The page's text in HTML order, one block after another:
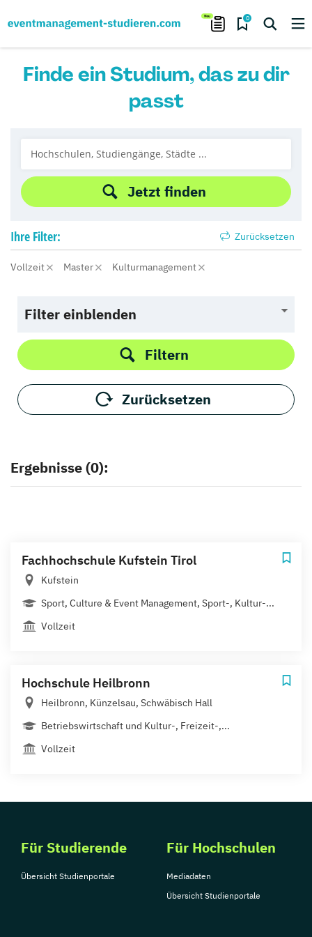
0
Finde ein Studium, das zu dir
passt
Jetzt finden
Ihre Filter: Zurücksetzen
Vollzeit Master Kulturmanagement
Filter einblenden
Filtern
Zurücksetzen
Ergebnisse (0):
Fachhochschule Kufstein Tirol
Kufstein
Sport, Culture & Event Management, Sport-, Kultur-...
Vollzeit
Hochschule Heilbronn
Heilbronn, Künzelsau, Schwäbisch Hall
Betriebswirtschaft und Kultur-, Freizeit-,...
Vollzeit
Für Studierende
Übersicht Studienportale
Für Hochschulen
Mediadaten
Übersicht Studienportale